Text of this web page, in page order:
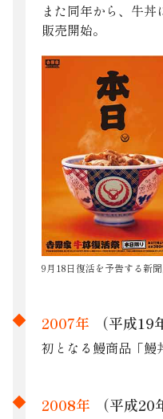
また同年から、牛
販売開始。
9月18日復活を予告する新
2007年 （平成19
初となる鰻商品「鰻
2008年 （平成20